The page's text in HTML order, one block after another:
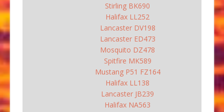
Stirling BK690
Halifax LL252
Lancaster DV198
Lancaster ED473
Mosquito DZ478
Spitfire MK589
Mustang P51 FZ164
Halifax LL138
Lancaster JB239
Halifax NA563